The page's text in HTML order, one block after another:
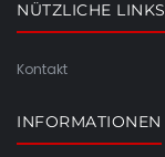
NÜTZLICHE LINKS
Kontakt
INFORMATIONEN